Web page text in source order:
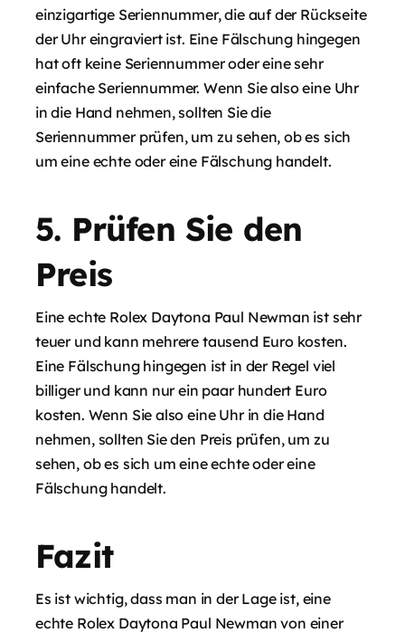
einzigartige Seriennummer, die auf der Rückseite
der Uhr eingraviert ist. Eine Fälschung hingegen
hat oft keine Seriennummer oder eine sehr
einfache Seriennummer. Wenn Sie also eine Uhr
in die Hand nehmen, sollten Sie die
Seriennummer prüfen, um zu sehen, ob es sich
um eine echte oder eine Fälschung handelt.
5. Prüfen Sie den
Preis
Eine echte Rolex Daytona Paul Newman ist sehr
teuer und kann mehrere tausend Euro kosten.
Eine Fälschung hingegen ist in der Regel viel
billiger und kann nur ein paar hundert Euro
kosten. Wenn Sie also eine Uhr in die Hand
nehmen, sollten Sie den Preis prüfen, um zu
sehen, ob es sich um eine echte oder eine
Fälschung handelt.
Fazit
Es ist wichtig, dass man in der Lage ist, eine
echte Rolex Daytona Paul Newman von einer